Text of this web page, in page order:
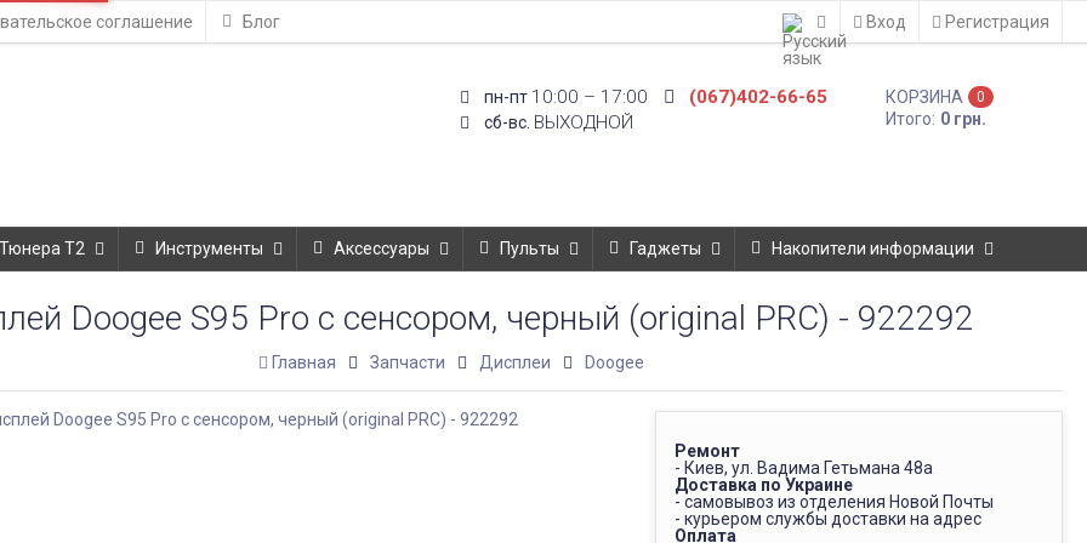
соглашение Блог Вход Регистрация
пн-пт 10:00 – 17:00
сб-вс. ВЫХОДНОЙ
(067)402-66-65 КОРЗИНА 0
Итого: 0 грн.
Тюнера T2 Инструменты Аксессуары Пульты Гаджеты Накопители информации
Doogee S95 Pro с сенсором, черный (original PRC) - 922292
Главная Запчасти Дисплеи Doogee
Ремонт
- Киев, ул. Вадима Гетьмана 48а
Доставка по Украине
- самовывоз из отделения Новой Почты
- курьером службы доставки на адрес
Оплата